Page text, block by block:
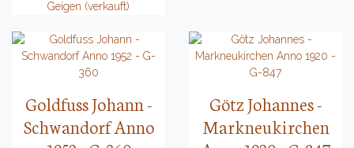
Geigen (verkauft)
Goldfuss Johann -
Schwandorf Anno
Götz Johannes -
Markneukirchen